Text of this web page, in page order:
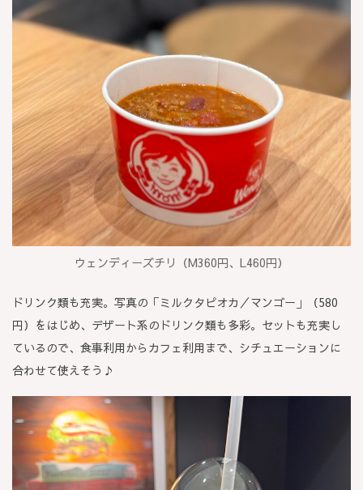
ウェンディーズチリ（M360円、L460円）
ドリンク類も充実。写真の「ミルクタピオカ／マンゴー」（580
円）をはじめ、デザート系のドリンク類も多彩。セットも充実し
ているので、食事利用からカフェ利用まで、シチュエーションに
合わせて使えそう♪